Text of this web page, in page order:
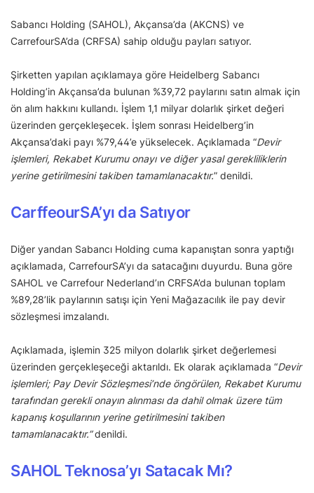
Sabancı Holding (SAHOL), Akçansa’da (AKCNS) ve
CarrefourSA’da (CRFSA) sahip olduğu payları satıyor.
Şirketten yapılan açıklamaya göre Heidelberg Sabancı
Holding’in Akçansa’da bulunan %39,72 paylarını satın almak için
ön alım hakkını kullandı. İşlem 1,1 milyar dolarlık şirket değeri
üzerinden gerçekleşecek. İşlem sonrası Heidelberg’in
Akçansa’daki payı %79,44’e yükselecek. Açıklamada “Devir
işlemleri, Rekabet Kurumu onayı ve diğer yasal gerekliliklerin
yerine getirilmesini takiben tamamlanacaktır.” denildi.
CarffeourSA’yı da Satıyor
Diğer yandan Sabancı Holding cuma kapanıştan sonra yaptığı
açıklamada, CarrefourSA’yı da satacağını duyurdu. Buna göre
SAHOL ve Carrefour Nederland’ın CRFSA’da bulunan toplam
%89,28’lik paylarının satışı için Yeni Mağazacılık ile pay devir
sözleşmesi imzalandı.
Açıklamada, işlemin 325 milyon dolarlık şirket değerlemesi
üzerinden gerçekleşeceği aktarıldı. Ek olarak açıklamada “Devir
işlemleri; Pay Devir Sözleşmesi’nde öngörülen, Rekabet Kurumu
tarafından gerekli onayın alınması da dahil olmak üzere tüm
kapanış koşullarının yerine getirilmesini takiben
tamamlanacaktır.”denildi.
SAHOLTeknosa’yı Satacak Mı?